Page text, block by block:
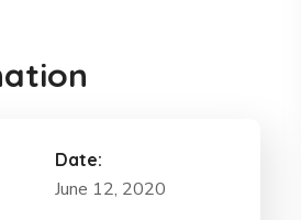
Date:
June 12, 2020